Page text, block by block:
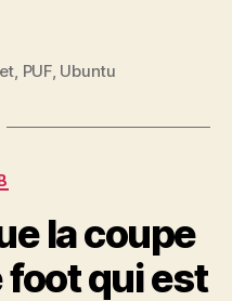
PUF, Ubuntu
la coupe
foot qui est